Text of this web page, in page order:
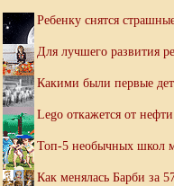
Ребенку снятся
Для лучшего развития
Какими были первые
Lego откажется от
Топ-5 необычных школ
Как менялась Барби за